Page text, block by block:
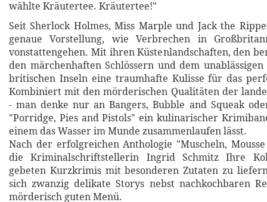
wählte Kräutertee. Kräutertee!"
Seit Sherlock Holmes, Miss Marple und Jack the
genaue Vorstellung, wie Verbrechen in
vonstattengehen. Mit ihren Küstenlandschaften, den
den märchenhaften Schlössern und dem
britischen Inseln eine traumhafte Kulisse für das
Kombiniert mit den mörderischen Qualitäten der
- man denke nur an Bangers, Bubble and Squeak
"Porridge, Pies and Pistols" ein kulinarischer
einem das Wasser im Munde zusammenlaufen lässt.
Nach der erfolgreichen Anthologie "Muscheln,
die Kriminalschriftstellerin Ingrid Schmitz Ihre
gebeten Kurzkrimis mit besonderen Zutaten zu
sich zwanzig delikate Storys nebst nachkochbaren
mörderisch guten Menü.